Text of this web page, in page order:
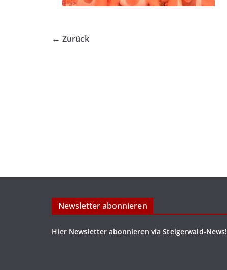
← Zurück
Newsletter abonnieren
Hier Newsletter abonnieren via Steigerwald-News!